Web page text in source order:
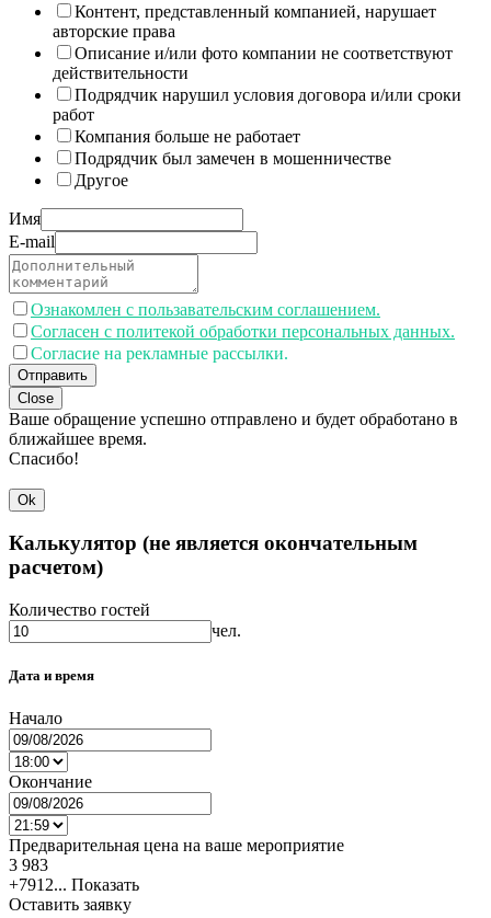
Контент, представленный компанией, нарушает
авторские права
Описание и/или фото компании не соответствуют
действительности
Подрядчик нарушил условия договора и/или сроки
работ
Компания больше не работает
Подрядчик был замечен в мошенничестве
Другое
Имя
E-mail
Ознакомлен с пользавательским соглашением.
Согласен с политекой обработки персональных данных.
Согласие на рекламные рассылки.
Отправить
Close
Ваше обращение успешно отправлено и будет обработано в
ближайшее время.
Спасибо!
Ok
Калькулятор (не является окончательным
расчетом)
Количество гостей
чел.
Дата и время
Начало
Окончание
Предварительная цена на ваше мероприятие
3 983
+7912... Показать
Оставить заявку